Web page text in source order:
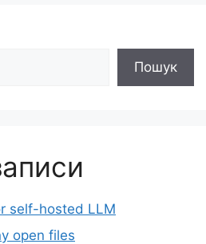
Пошук
self-hosted LLM
open files